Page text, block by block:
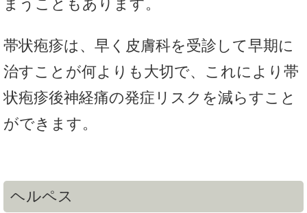
まうこともあります。
帯状疱疹は、早く皮膚科を受診して早期に
治すことが何よりも大切で、これにより帯
状疱疹後神経痛の発症リスクを減らすこと
ができます。
ヘルペス